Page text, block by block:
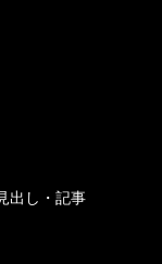
出し・記事